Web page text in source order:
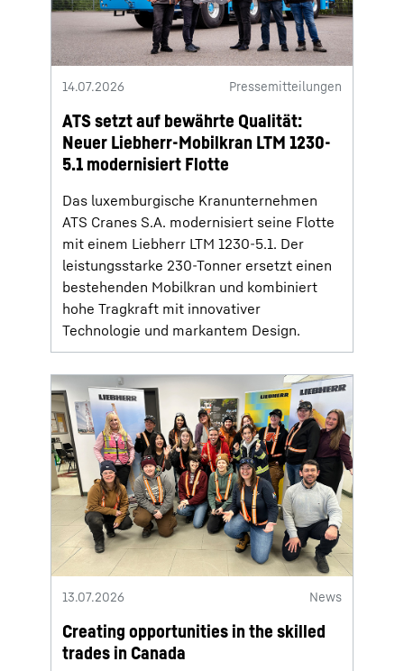
14.07.2026 Pressemitteilungen
ATS setzt auf bewährte Qualität:
Neuer Liebherr-Mobilkran LTM 1230-
5.1 modernisiert Flotte
Das luxemburgische Kranunternehmen
ATS Cranes S.A. modernisiert seine Flotte
mit einem Liebherr LTM 1230‑5.1. Der
leistungsstarke 230‑Tonner ersetzt einen
bestehenden Mobilkran und kombiniert
hohe Tragkraft mit innovativer
Technologie und markantem Design.
13.07.2026 News
Creating opportunities in the skilled
trades in Canada